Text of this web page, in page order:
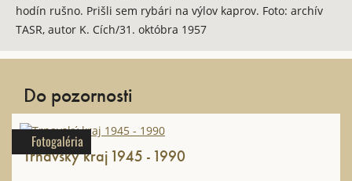
hodín rušno. Prišli sem rybári na výlov kaprov. Foto: archív
TASR, autor K. Cích/31. októbra 1957
Do pozornosti
Fotogaléria
Trnavský kraj 1945 - 1990